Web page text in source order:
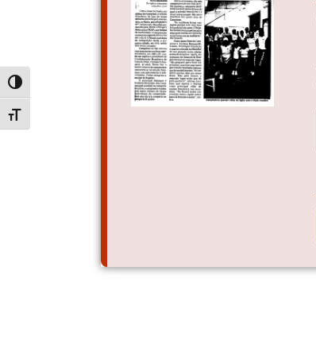
Alternar alto contraste
Alternar tamanho da fonte